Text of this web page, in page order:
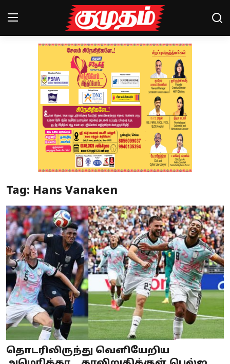
Magazines
Special Story
Business
Crime
Tamilnadu
National
World
Astrology
Tag: Hans Vanaken
தொடரிலிருந்து வெளியேறிய